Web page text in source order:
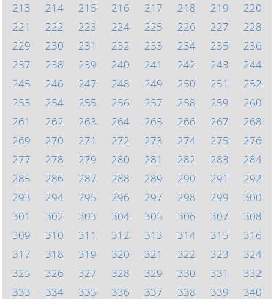
213
214 215 216 217 218 219
220
221
222 223 224 225 226 227
228
229
230 231 232 233 234 235
236
237
238 239 240 241 242 243
244
245
246 247 248 249 250 251
252
253
254 255 256 257 258 259
260
261
262 263 264 265 266 267
268
269
270 271 272 273 274 275
276
277
278 279 280 281 282 283
284
285
286 287 288 289 290 291
292
293
294 295 296 297 298 299
300
301
302 303 304 305 306 307
308
309
310 311 312 313 314 315
316
317
318 319 320 321 322 323
324
325
326 327 328 329 330 331
332
333
334 335 336 337 338 339 340